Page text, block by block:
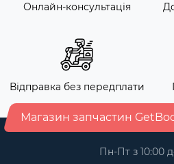
Онлайн-консультація
Відправка без передплати
Магазин запчастин
Пн-Пт з 10:00